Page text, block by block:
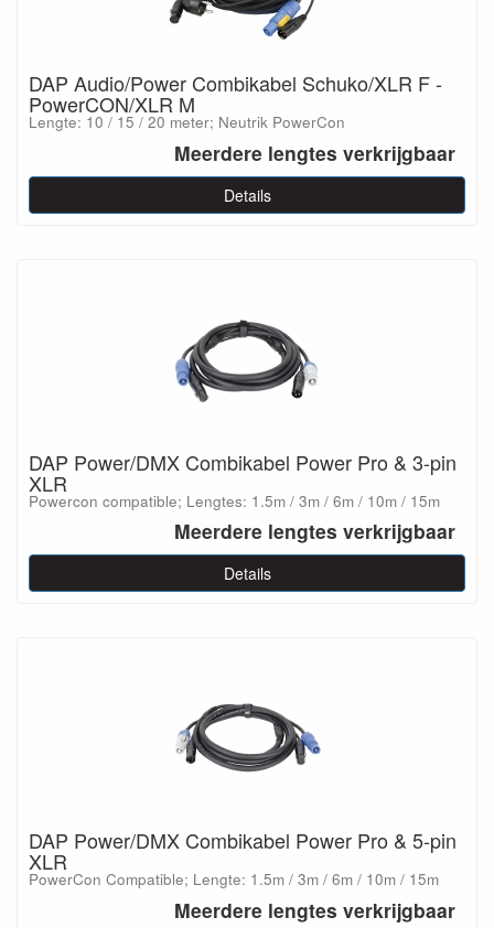
DAP Audio/Power Combikabel Schuko/XLR F -
PowerCON/XLR M
Lengte: 10 / 15 / 20 meter; Neutrik PowerCon
Meerdere lengtes verkrijgbaar
Details
DAP Power/DMX Combikabel Power Pro & 3-pin
XLR
Powercon compatible; Lengtes: 1.5m / 3m / 6m / 10m / 15m
Meerdere lengtes verkrijgbaar
Details
DAP Power/DMX Combikabel Power Pro & 5-pin
XLR
PowerCon Compatible; Lengte: 1.5m / 3m / 6m / 10m / 15m
Meerdere lengtes verkrijgbaar